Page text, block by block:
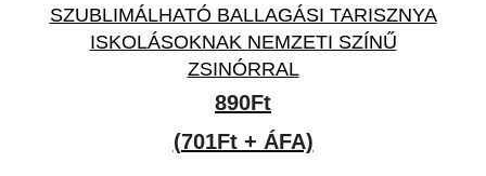
SZUBLIMÁLHATÓ BALLAGÁSI TARISZNYA
ISKOLÁSOKNAK NEMZETI SZÍNŰ
ZSINÓRRAL
890Ft
(701Ft + ÁFA)